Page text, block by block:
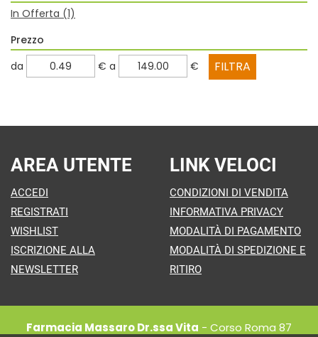
In Offerta (1)
Prezzo
filtra
da € filtra
a €
AREA UTENTE
ACCEDI
REGISTRATI
WISHLIST
ISCRIZIONE ALLA
NEWSLETTER
LINK VELOCI
CONDIZIONI DI VENDITA
INFORMATIVA PRIVACY
MODALITÀ DI PAGAMENTO
MODALITÀ DI SPEDIZIONE E
RITIRO
Farmacia Massaro Dr.ssa Vita - Corso Roma 87